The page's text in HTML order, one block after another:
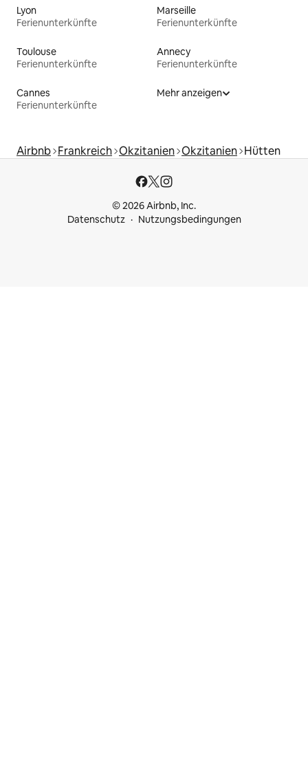
Lyon
Ferienunterkünfte
Marseille
Ferienunterkünfte
Toulouse
Ferienunterkünfte
Annecy
Ferienunterkünfte
Cannes
Ferienunterkünfte
Mehr anzeigen
Airbnb Frankreich Okzitanien Okzitanien Hütten
© 2026 Airbnb, Inc.
Datenschutz
Nutzungsbedingungen